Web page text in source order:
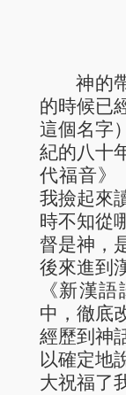
神的
的時候已
這個名字
紀的八十
代福音》
我撿起來
時不知從
督是神，
後來進到
《新漢
中，徹底
經歷到神
以確定地
大祝福了